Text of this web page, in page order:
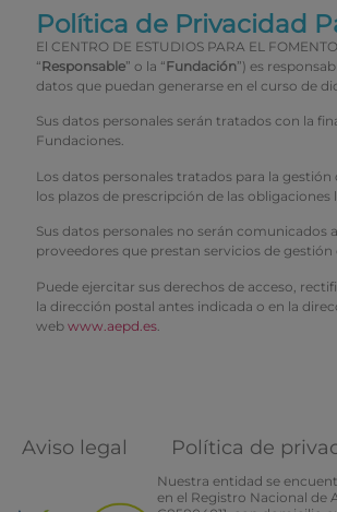
Política de Privacidad
El CENTRO DE ESTUDIOS PARA EL
“Responsable” o la “Fundación”) es
datos que puedan generarse en el curso de
Sus datos personales serán tratados con la
Fundaciones.
Los datos personales tratados para la
los plazos de prescripción de las
Sus datos personales no serán
proveedores que prestan servicios de
Puede ejercitar sus derechos de acceso,
la dirección postal antes indicada o en la
web www.aepd.es
Aviso legal Política de
Nuestra entidad se
en el Registro Nacional de